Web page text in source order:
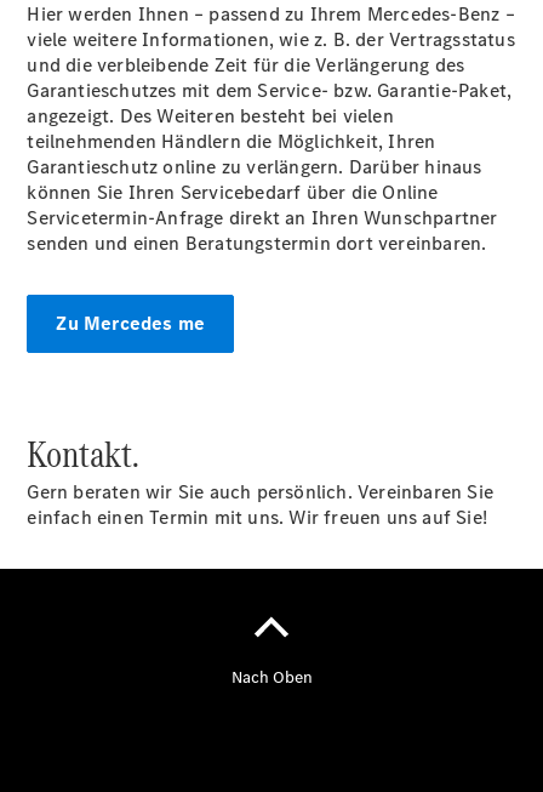
Hier werden Ihnen – passend zu Ihrem Mercedes-Benz –
viele weitere Informationen, wie z. B. der Vertragsstatus
und die verbleibende Zeit für die Verlängerung des
Garantieschutzes mit dem Service- bzw. Garantie-Paket,
angezeigt. Des Weiteren besteht bei vielen
teilnehmenden Händlern die Möglichkeit, Ihren
Garantieschutz online zu verlängern. Darüber hinaus
können Sie Ihren Servicebedarf über die Online
Servicetermin-Anfrage direkt an Ihren Wunschpartner
senden und einen Beratungstermin dort vereinbaren.
Zu Mercedes me
Kontakt.
Gern beraten wir Sie auch persönlich. Vereinbaren Sie
einfach einen Termin mit uns. Wir freuen uns auf Sie!